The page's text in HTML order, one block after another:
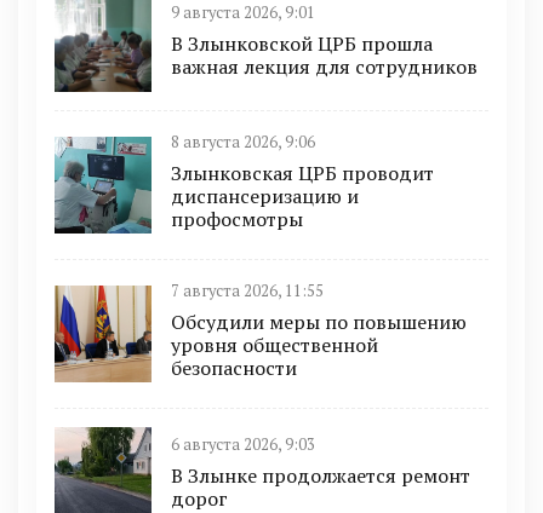
9 августа 2026, 9:01
В Злынковской ЦРБ прошла
важная лекция для сотрудников
8 августа 2026, 9:06
Злынковская ЦРБ проводит
диспансеризацию и
профосмотры
7 августа 2026, 11:55
Обсудили меры по повышению
уровня общественной
безопасности
6 августа 2026, 9:03
В Злынке продолжается ремонт
дорог